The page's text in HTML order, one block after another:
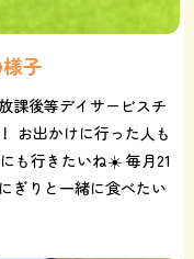
子
課後等デイサービスチ
お出かけに行った人も
も行きたいね☀️ 毎月21
ぎりと一緒に食べたい